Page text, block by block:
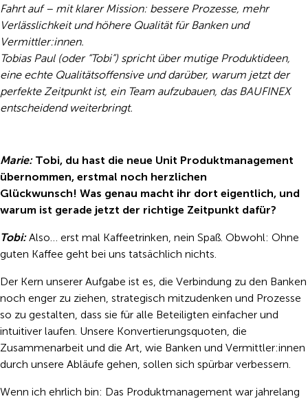
Fahrt auf – mit klarer Mission: bessere Prozesse, mehr
Verlässlichkeit und höhere Qualität für Banken und
Vermittler:innen.
Tobias Paul (oder “Tobi”) spricht über mutige Produktideen,
eine echte Qualitätsoffensive und darüber, warum jetzt der
perfekte Zeitpunkt ist, ein Team aufzubauen, das BAUFINEX
entscheidend weiterbringt.
Marie: Tobi, du hast die neue Unit Produktmanagement
übernommen, erstmal noch herzlichen
Glückwunsch! Was genau macht ihr dort eigentlich, und
warum ist gerade jetzt der richtige Zeitpunkt dafür?
Tobi:Also… erst mal Kaffeetrinken, nein Spaß. Obwohl: Ohne
guten Kaffee geht bei uns tatsächlich nichts.
Der Kern unserer Aufgabe ist es, die Verbindung zu den Banken
noch enger zu ziehen, strategisch mitzudenken und Prozesse
so zu gestalten, dass sie für alle Beteiligten einfacher und
intuitiver laufen. Unsere Konvertierungsquoten, die
Zusammenarbeit und die Art, wie Banken und Vermittler:innen
durch unsere Abläufe gehen, sollen sich spürbar verbessern.
Wenn ich ehrlich bin: Das Produktmanagement war jahrelang